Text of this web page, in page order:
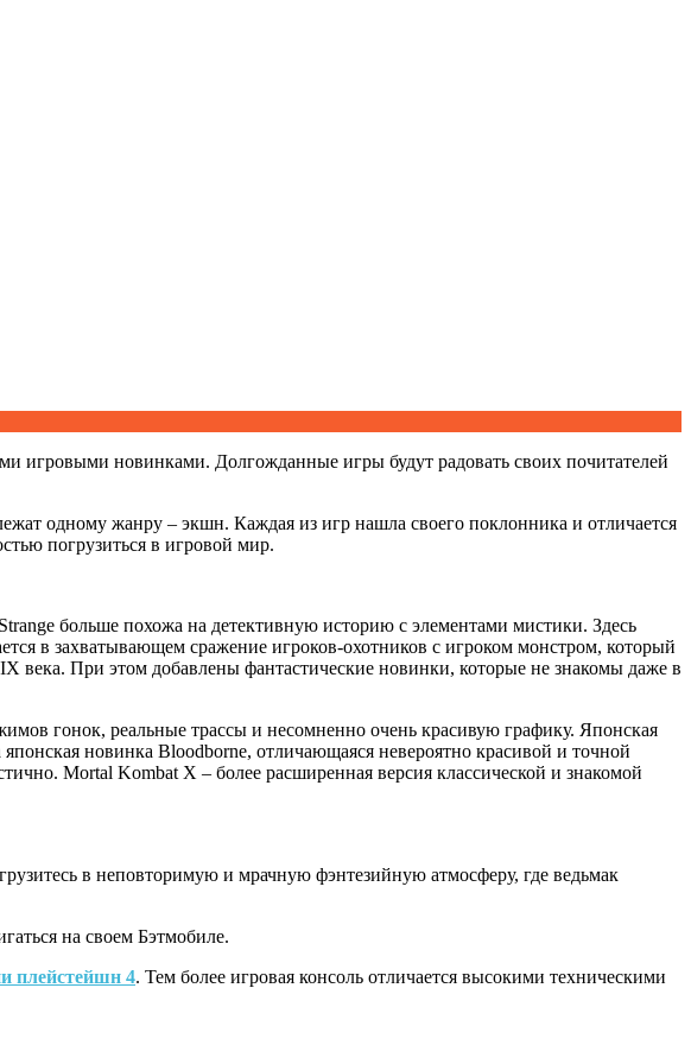
игровыми новинками. Долгожданные игры будут радовать своих почитателей
одному жанру – экшн. Каждая из игр нашла своего поклонника и отличается
погрузиться в игровой мир.
больше похожа на детективную историю с элементами мистики. Здесь
в захватывающем сражение игроков-охотников с игроком монстром, который
века. При этом добавлены фантастические новинки, которые не знакомы даже в
гонок, реальные трассы и несомненно очень красивую графику. Японская
новинка Bloodborne, отличающаяся невероятно красивой и точной
Mortal Kombat X – более расширенная версия классической и знакомой
в неповторимую и мрачную фэнтезийную атмосферу, где ведьмак
на своем Бэтмобиле.
плейстейшн 4. Тем более игровая консоль отличается высокими техническими